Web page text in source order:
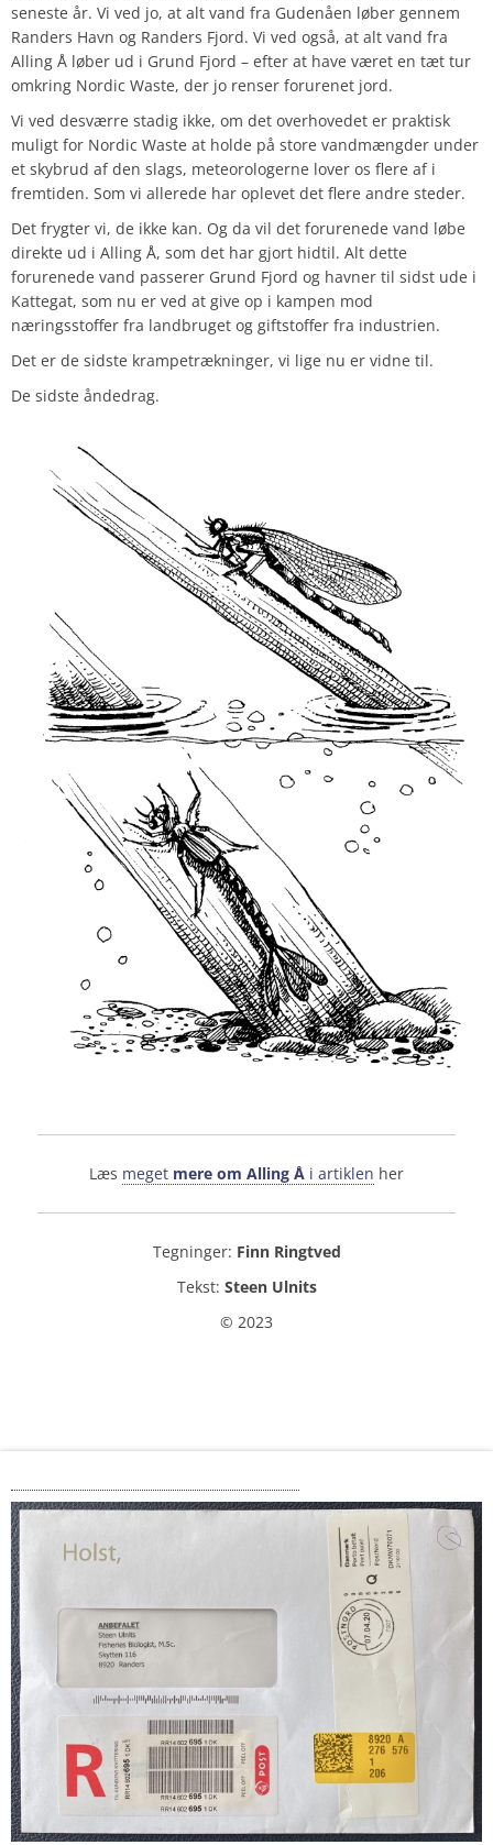
seneste år. Vi ved jo, at alt vand fra Gudenåen løber gennem
Randers Havn og Randers Fjord. Vi ved også, at alt vand fra
Alling Å løber ud i Grund Fjord – efter at have været en tæt tur
omkring Nordic Waste, der jo renser forurenet jord.
Vi ved desværre stadig ikke, om det overhovedet er praktisk
muligt for Nordic Waste at holde på store vandmængder under
et skybrud af den slags, meteorologerne lover os flere af i
fremtiden. Som vi allerede har oplevet det flere andre steder.
Det frygter vi, de ikke kan. Og da vil det forurenede vand løbe
direkte ud i Alling Å, som det har gjort hidtil. Alt dette
forurenede vand passerer Grund Fjord og havner til sidst ude i
Kattegat, som nu er ved at give op i kampen mod
næringsstoffer fra landbruget og giftstoffer fra industrien.
Det er de sidste krampetrækninger, vi lige nu er vidne til.
De sidste åndedrag.
Læs meget mere om Alling Å i artiklen her
Tegninger: Finn Ringtved
Tekst: Steen Ulnits
© 2023